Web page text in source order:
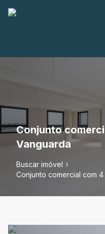
Conjunto
Vanguarda
Buscar imóvel
Conjunto comercial com